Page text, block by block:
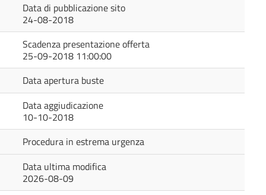
Data di pubblicazione sito
24-08-2018
Scadenza presentazione offerta
25-09-2018 11:00:00
Data apertura buste
Data aggiudicazione
10-10-2018
Procedura in estrema urgenza
Data ultima modifica
2026-08-09